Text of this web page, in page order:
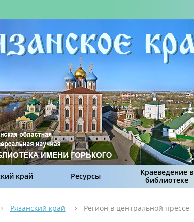
край Ресурсы
Краеведение в
библиотеке
Рязанский край Регион в центральной прессе